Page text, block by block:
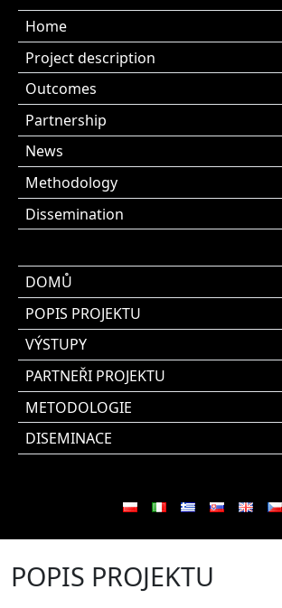
Home
Project description
Outcomes
Partnership
News
Methodology
Dissemination
DOMŮ
POPIS PROJEKTU
VÝSTUPY
PARTNEŘI PROJEKTU
METODOLOGIE
DISEMINACE
POPIS PROJEKTU